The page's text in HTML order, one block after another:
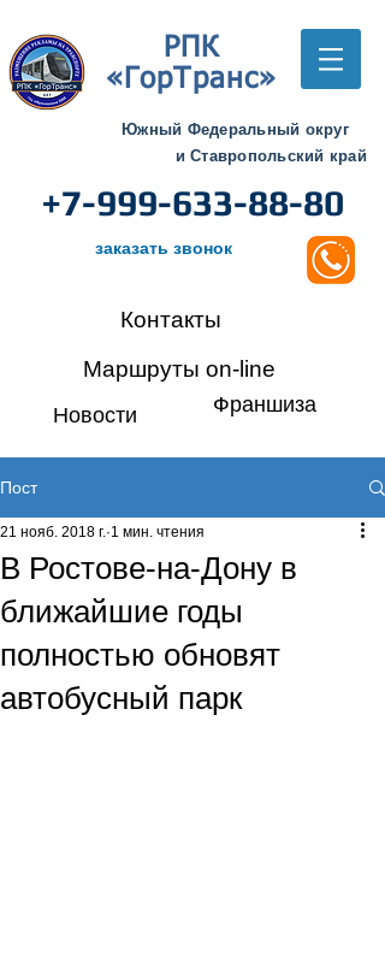
РПК
«ГорТранс»
Южный Федеральный округ
и Ставропольский край
+7-999-633-88-80
заказать звонок
Контакты
Маршруты on-line
Новости Франшиза
Пост
В Ростове-на-Дону в
ближайшие годы
полностью обновят
автобусный парк
21 нояб. 2018 г. 1 мин. чтения